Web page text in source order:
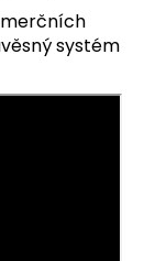
systém